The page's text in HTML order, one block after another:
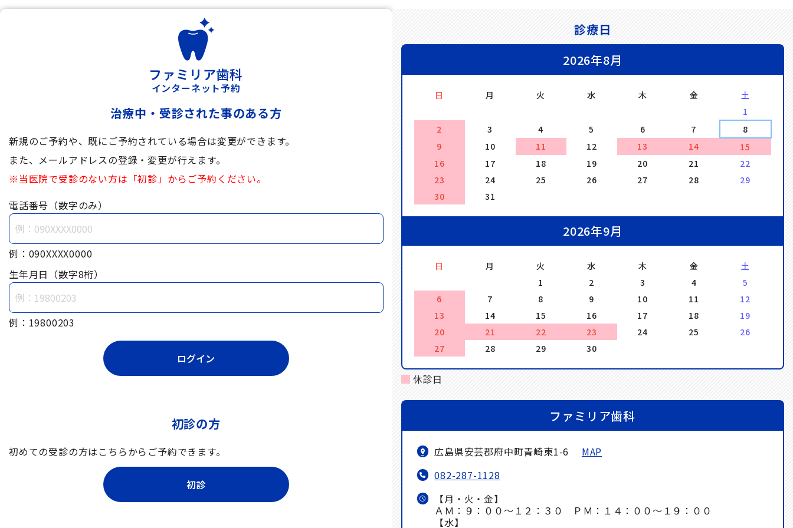
ファミリア歯科
インターネット予約
治療中・受診された事のある方
新規のご予約や、既にご予約されている場合は変更ができます。
また、メールアドレスの登録・変更が行えます。
※当医院で受診のない方は「初診」からご予約ください。
電話番号（数字のみ）
例：090XXXX0000
生年月日（数字8桁）
例：19800203
初診の方
初めての受診の方はこちらからご予約できます。
診療日
2026年8月
日 月 火 水 木 金
土
1
2
3 4 5 6 7
8
9
10 11 12 13 14
15
16
17 18 19 20 21
22
23
24 25 26 27 28
29
30
31
2026年9月
日 月 火 水 木 金
土
1
2 3 4
5
6
7 8 9 10 11
12
13
14 15 16 17 18
19
20
21 22 23 24 25
26
27
28 29 30
休診日
ファミリア歯科
広島県安芸郡府中町青崎東1-6 MAP
082-287-1128
【月・火・金】
ＡＭ：９：００～１２：３０ ＰＭ：１４：００～１９：００
【水】